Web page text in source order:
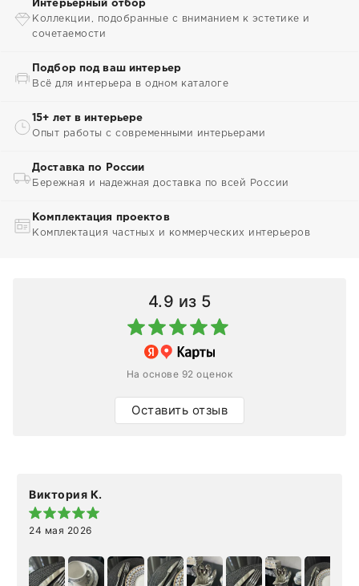
Интерьерный отбор
Коллекции, подобранные с вниманием к эстетике и
сочетаемости
Подбор под ваш интерьер
Всё для интерьера в одном каталоге
15+ лет в интерьере
Опыт работы с современными интерьерами
Доставка по России
Бережная и надежная доставка по всей России
Комплектация проектов
Комплектация частных и коммерческих интерьеров
4.9 из 5
На основе 92 оценок
Оставить отзыв
Виктория К.
24 мая 2026